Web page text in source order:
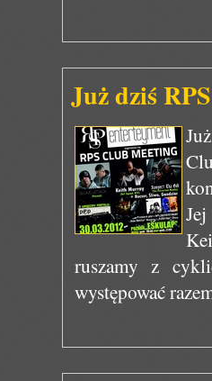
Już dziś
ruszamy z
występować